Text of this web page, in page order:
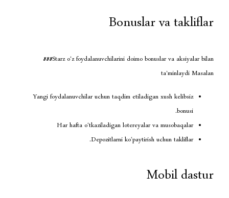
888Starz o‘z foydalanuvchilarini doimo
Yangi foydalanuvchilar uchun taqdim
Har hafta o‘tkaziladigan lotereyalar
Depozitlarni